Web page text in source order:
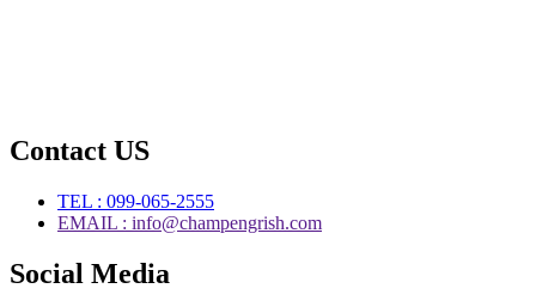
Contact US
TEL : 099-065-2555
EMAIL : info@champengrish.com
Social Media